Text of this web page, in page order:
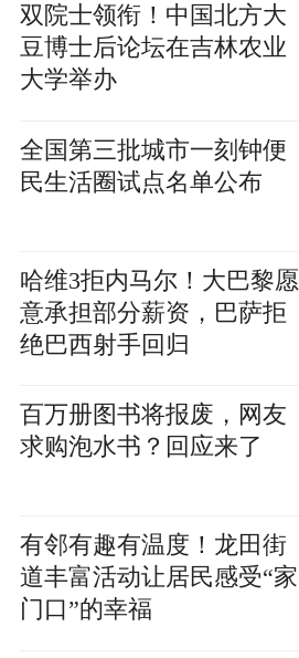
双院士领衔！中国北方大
豆博士后论坛在吉林农业
大学举办
全国第三批城市一刻钟便
民生活圈试点名单公布
哈维3拒内马尔！大巴黎愿
意承担部分薪资，巴萨拒
绝巴西射手回归
百万册图书将报废，网友
求购泡水书？回应来了
有邻有趣有温度！龙田街
道丰富活动让居民感受“家
门口”的幸福